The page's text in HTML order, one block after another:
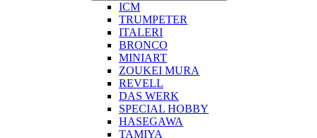
ICM
TRUMPETER
ITALERI
BRONCO
MINIART
ZOUKEI MURA
REVELL
DAS WERK
SPECIAL HOBBY
HASEGAWA
TAMIYA